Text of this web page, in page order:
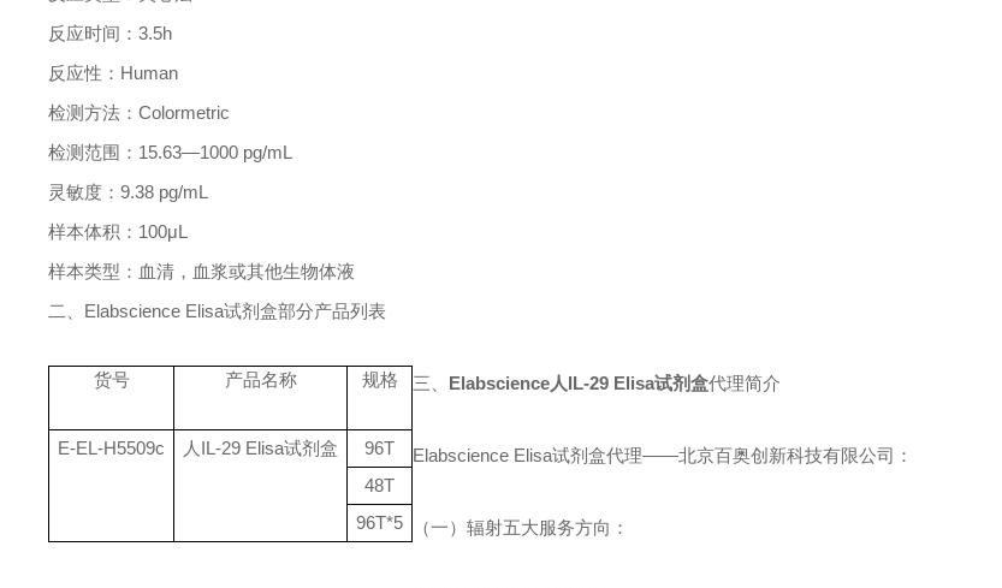
反应时间：3.5h
反应性： Human
检测方法：Colormetric
检测范围： 15.63—1000 pg/mL
灵敏度：9.38 pg/mL
样本体积： 100μL
样本类型：血清，血浆或其他生物体液
二、 Elabscience Elisa试剂盒部分产品列表
货号 产品名称 规格
E-EL-H5509c 人 IL-29 Elisa试剂盒
96T
48T
96T*5
三、 Elabscience人IL-29 Elisa试剂盒代理简介
Elabscience Elisa试剂盒代理——北京百奥创新科技有限公司：
（一）辐射五大服务方向：